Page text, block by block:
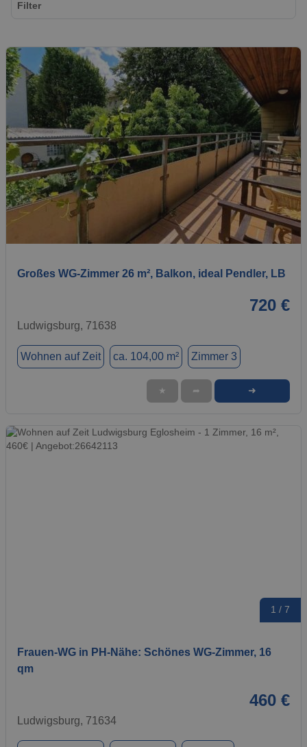
1 / 12
Großes WG-Zimmer 26 m², Balkon, ideal Pendler, LB
720 €
Ludwigsburg, 71638
Wohnen auf Zeit ca. 104,00 m² Zimmer 3
★ ➦ ➜
1 / 7
Frauen-WG in PH-Nähe: Schönes WG-Zimmer, 16
qm
460 €
Ludwigsburg, 71634
Filter